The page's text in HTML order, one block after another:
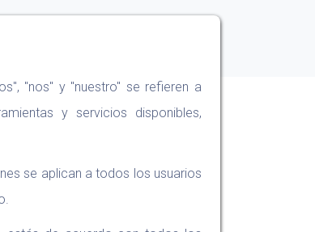
"nos" y "nuestro" se refieren a
y servicios disponibles,
se aplican a todos los usuarios